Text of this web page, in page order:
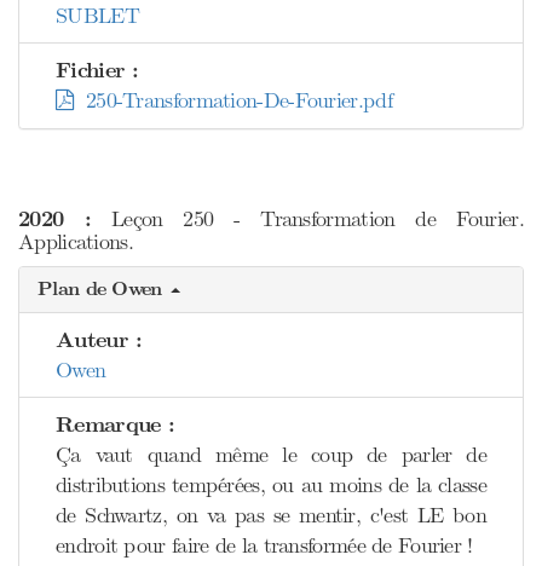
SUBLET
Fichier :
250-Transformation-De-Fourier.pdf
2020 : Leçon 250 - Transformation de Fourier.
Applications.
Plan de Owen
Auteur :
Owen
Remarque :
Ça vaut quand même le coup de parler de
distributions tempérées, ou au moins de la classe
de Schwartz, on va pas se mentir, c'est LE bon
endroit pour faire de la transformée de Fourier !